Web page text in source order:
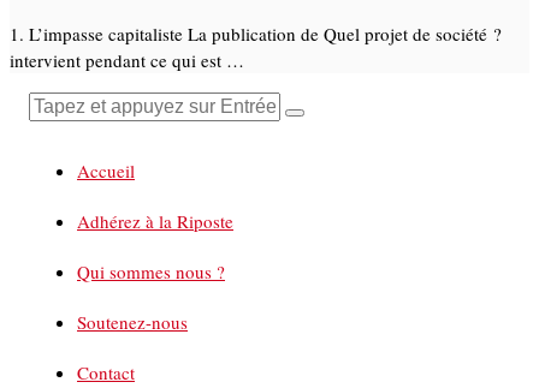
1. L’impasse capitaliste La publication de Quel projet de société ?
intervient pendant ce qui est …
Accueil
Adhérez à la Riposte
Qui sommes nous ?
Soutenez-nous
Contact